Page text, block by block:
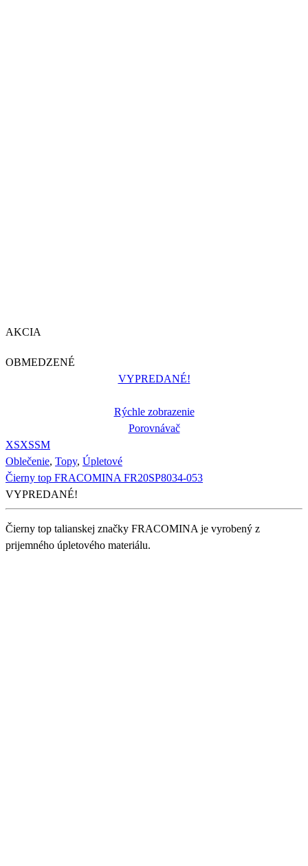
AKCIA
OBMEDZENÉ
VYPREDANÉ!
Rýchle zobrazenie
Porovnávač
XSXSSM
Oblečenie, Topy, Úpletové
Čierny top FRACOMINA FR20SP8034-053
VYPREDANÉ!
Čierny top talianskej značky FRACOMINA je vyrobený z
prijemného úpletového materiálu.